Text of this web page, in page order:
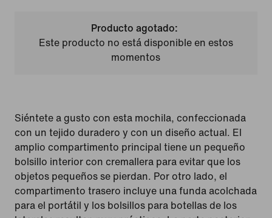
Producto agotado:
Este producto no está disponible en estos
momentos
Siéntete a gusto con esta mochila, confeccionada
con un tejido duradero y con un diseño actual. El
amplio compartimento principal tiene un pequeño
bolsillo interior con cremallera para evitar que los
objetos pequeños se pierdan. Por otro lado, el
compartimento trasero incluye una funda acolchada
para el portátil y los bolsillos para botellas de los